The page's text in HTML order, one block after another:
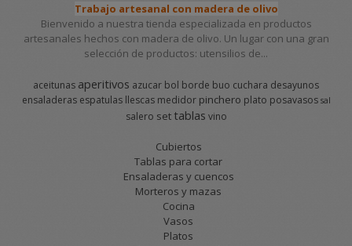
Trabajo artesanal con madera de olivo
Bienvenido a nuestra tienda especializada en productos
artesanales hechos con madera de olivo. Un lugar con una gran
selección de productos: utensilios de...
aceitunas aperitivos azucar bol borde buo cuchara desayunos
ensaladeras espatulas llescas medidor pinchero plato posavasos sal
salero set tablas vino
Cubiertos
Tablas para cortar
Ensaladeras y cuencos
Morteros y mazas
Cocina
Vasos
Platos